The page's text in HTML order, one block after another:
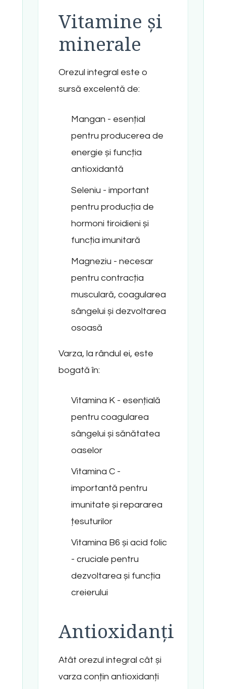
Vitamine și
minerale
Orezul integral este o
sursă excelentă de:
Mangan - esențial
pentru producerea de
energie și funcția
antioxidantă
Seleniu - important
pentru producția de
hormoni tiroidieni și
funcția imunitară
Magneziu - necesar
pentru contracția
musculară, coagularea
sângelui și dezvoltarea
osoasă
Varza, la rândul ei, este
bogată în:
Vitamina K - esențială
pentru coagularea
sângelui și sănătatea
oaselor
Vitamina C -
importantă pentru
imunitate și repararea
țesuturilor
Vitamina B6 și acid folic
- cruciale pentru
dezvoltarea și funcția
creierului
Antioxidanți
Atât orezul integral cât și
varza conțin antioxidanți